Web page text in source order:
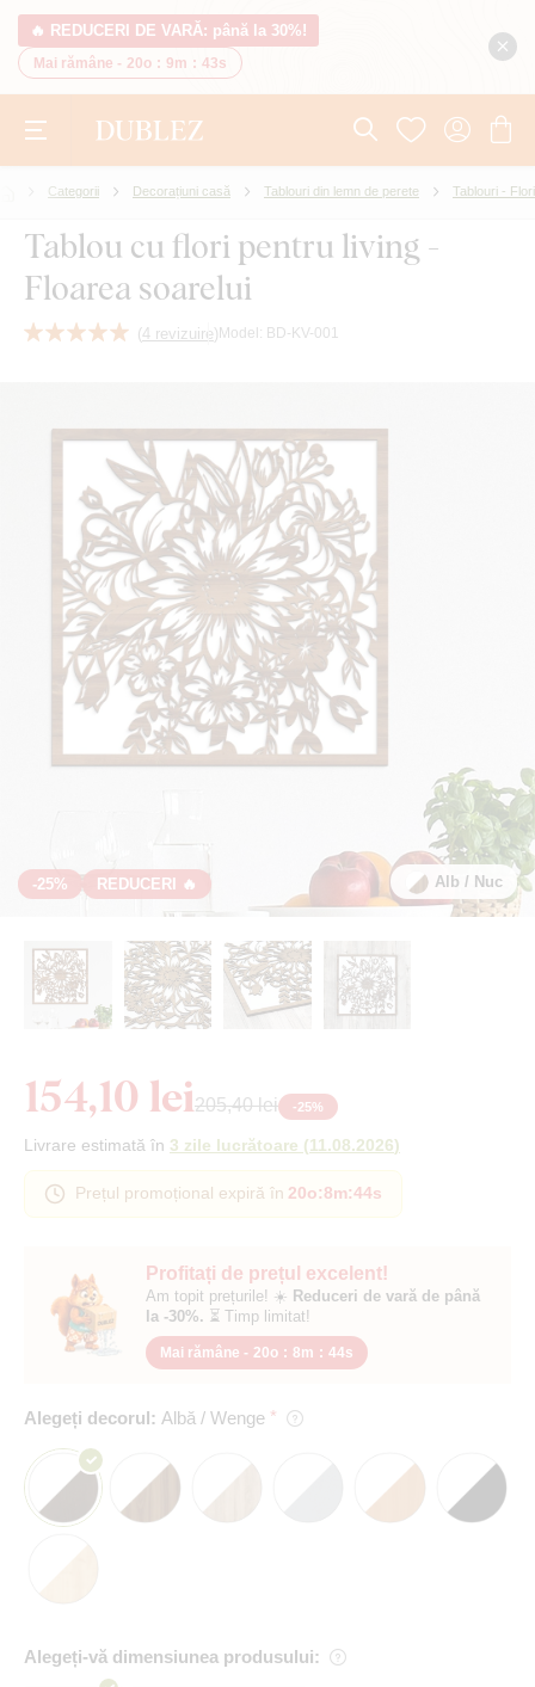
🔥 REDUCERI DE VARĂ: până la 30%!
Mai rămâne - 20o : 9m : 42s
Categorii Decorațiuni casă Tablouri din lemn de perete Tablouri - Flori
Tablou cu flori pentru living -
Floarea soarelui
(4 revizuire) Model: BD-KV-001
-25% REDUCERI 🔥 Alb / Nuc
Profitați de prețul excelent!
Am topit prețurile! ☀️ Reduceri de vară de până
la -30%. ⏳ Timp limitat!
Mai rămâne - 20o : 8m : 43s
Alegeți decorul: Albă / Wenge
Alegeți-vă dimensiunea produsului:
154,10 lei205,40 lei -25%
Livrare estimată în 3 zile lucrătoare (11.08.2026)
Prețul promoțional expiră în 20o:8m:43s